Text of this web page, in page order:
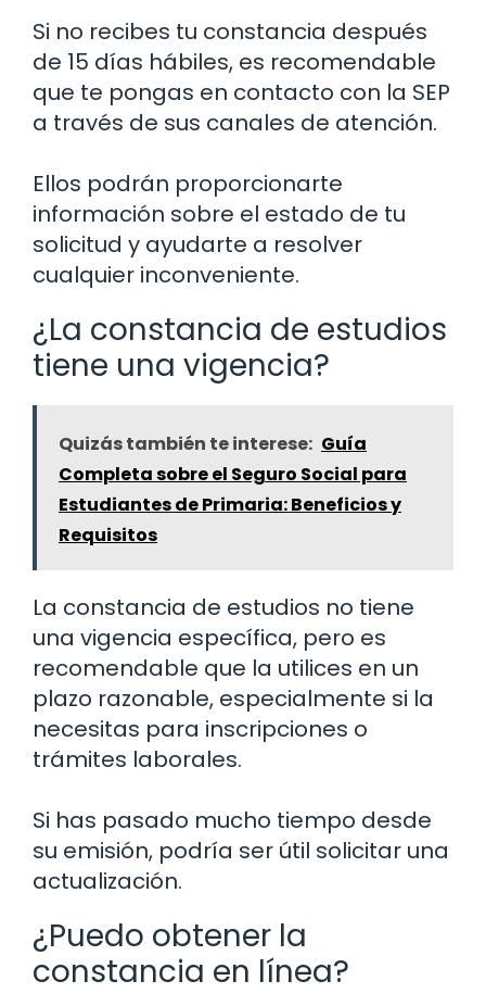
Si no recibes tu constancia después
de 15 días hábiles, es recomendable
que te pongas en contacto con la SEP
a través de sus canales de atención.
Ellos podrán proporcionarte
información sobre el estado de tu
solicitud y ayudarte a resolver
cualquier inconveniente.
¿La constancia de estudios
tiene una vigencia?
Quizás también te interese: Guía
Completa sobre el Seguro Social para
Estudiantes de Primaria: Beneficios y
Requisitos
La constancia de estudios no tiene
una vigencia específica, pero es
recomendable que la utilices en un
plazo razonable, especialmente si la
necesitas para inscripciones o
trámites laborales.
Si has pasado mucho tiempo desde
su emisión, podría ser útil solicitar una
actualización.
¿Puedo obtener la
constancia en línea?